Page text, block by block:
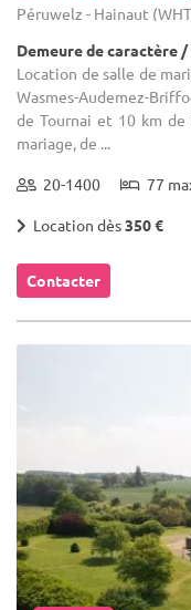
Péruwelz - Hainaut
Demeure de caractère /
Location de salle de
Wasmes-Audemez-
de Tournai et 10 km de
mariage, de ...
20-1400 77
Location dès350 €
Contacter